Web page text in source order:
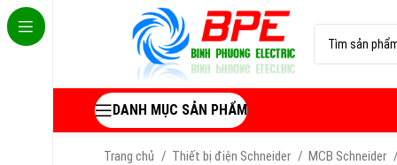
DANH MỤC SẢN PHẨM
Trang chủ Thiết bị điện Schneider MCB Schneider